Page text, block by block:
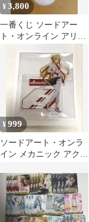
¥3,800
一番くじ ソードアー
ト・オンライン アリシ
フィギュア
¥999
ソードアート・オンラ
イン メカニック アクリ